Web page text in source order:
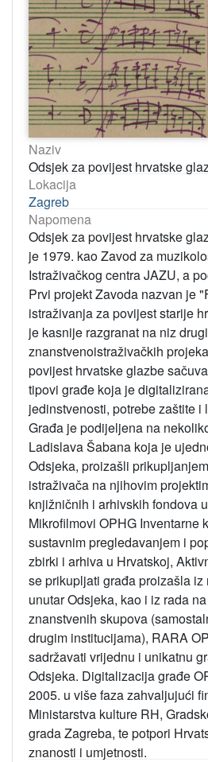
Naziv
Odsjek za povijest hrvatske
Lokacija
Zagreb
Napomena
Odsjek za povijest hrvatske
je 1979. kao Zavod za
Istraživačkog centra JAZU, a
Prvi projekt Zavoda nazvan je
istraživanja za povijest starije
je kasnije razgranat na niz
znanstvenoistraživačkih
povijest hrvatske glazbe
tipovi građe koja je
jedinstvenosti, potrebe zaštite i
Građa je podijeljena na
Ladislava Šabana koja je
Odsjeka, proizašli
istraživača na njihovim
knjižničnih i arhivskih fondova
Mikrofilmovi OPHG Inventarne
sustavnim pregledavanjem i
zbirki i arhiva u Hrvatskoj,
se prikupljati građa proizašla iz
unutar Odsjeka, kao i iz rada
znanstvenih skupova
drugim institucijama), RARA
sadržavati vrijednu i unikatnu
Odsjeka. Digitalizacija građe
2005. u više faza zahvaljujući
Ministarstva kulture RH,
grada Zagreba, te potpori
znanosti i umjetnosti.